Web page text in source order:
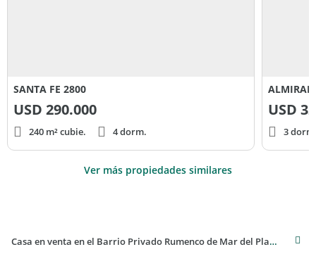
SANTA FE 2800
USD 290.000
240 m² cubie. 4 dorm.
USD
3
Ver más propiedades similares
Casa en venta en el Barrio Privado Rumenco de Mar del Plata